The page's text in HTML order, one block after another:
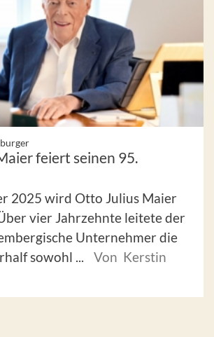
feiert seinen 95.
2025 wird Otto Julius Maier
vier Jahrzehnte leitete der
Unternehmer die
sowohl ...
Von Kerstin